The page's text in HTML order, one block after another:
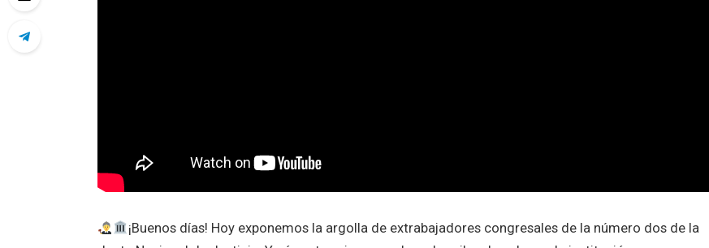
¡Buenos días! Hoy exponemos la argolla de extrabajadores congresales de la número dos de la